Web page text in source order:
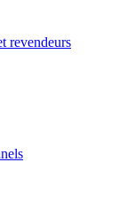
revendeurs